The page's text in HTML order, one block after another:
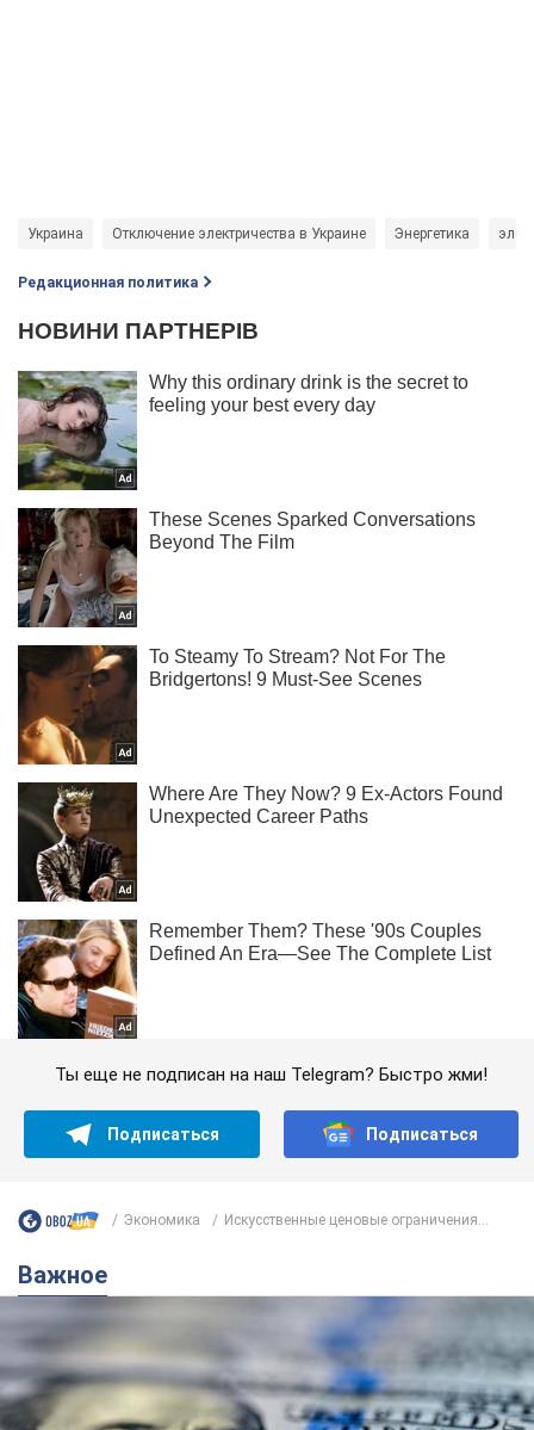
Украина Отключение электричества в Украине Энергетика
Редакционная политика
Ты еще не подписан на наш Telegram? Быстро жми!
Подписаться Подписаться
Экономика Искусственные ценовые ограничения...
Важное